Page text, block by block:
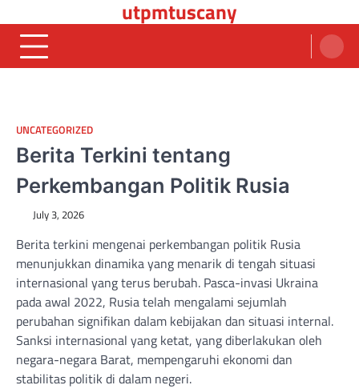
to
content
utpmtuscany
UNCATEGORIZED
Berita Terkini tentang
Perkembangan Politik Rusia
July 3, 2026
Berita terkini mengenai perkembangan politik Rusia
menunjukkan dinamika yang menarik di tengah situasi
internasional yang terus berubah. Pasca-invasi Ukraina
pada awal 2022, Rusia telah mengalami sejumlah
perubahan signifikan dalam kebijakan dan situasi internal.
Sanksi internasional yang ketat, yang diberlakukan oleh
negara-negara Barat, mempengaruhi ekonomi dan
stabilitas politik di dalam negeri.